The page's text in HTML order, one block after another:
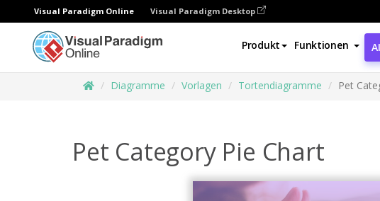
Visual Paradigm Online Visual Paradigm Desktop
Produkt Funktionen
Diagramme Vorlagen Tortendiagramme Pet
Pet Category Pie Chart